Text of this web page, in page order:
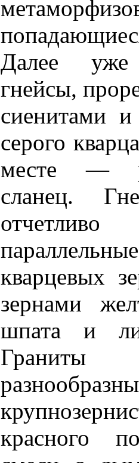
Далее уже
гнейсы,
сиенитами
серого
месте —
сланец.
кварцевых
зернами
шпата и
Граниты
красного